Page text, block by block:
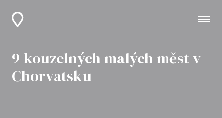
9 kouzelných malých měst v
Chorvatsku